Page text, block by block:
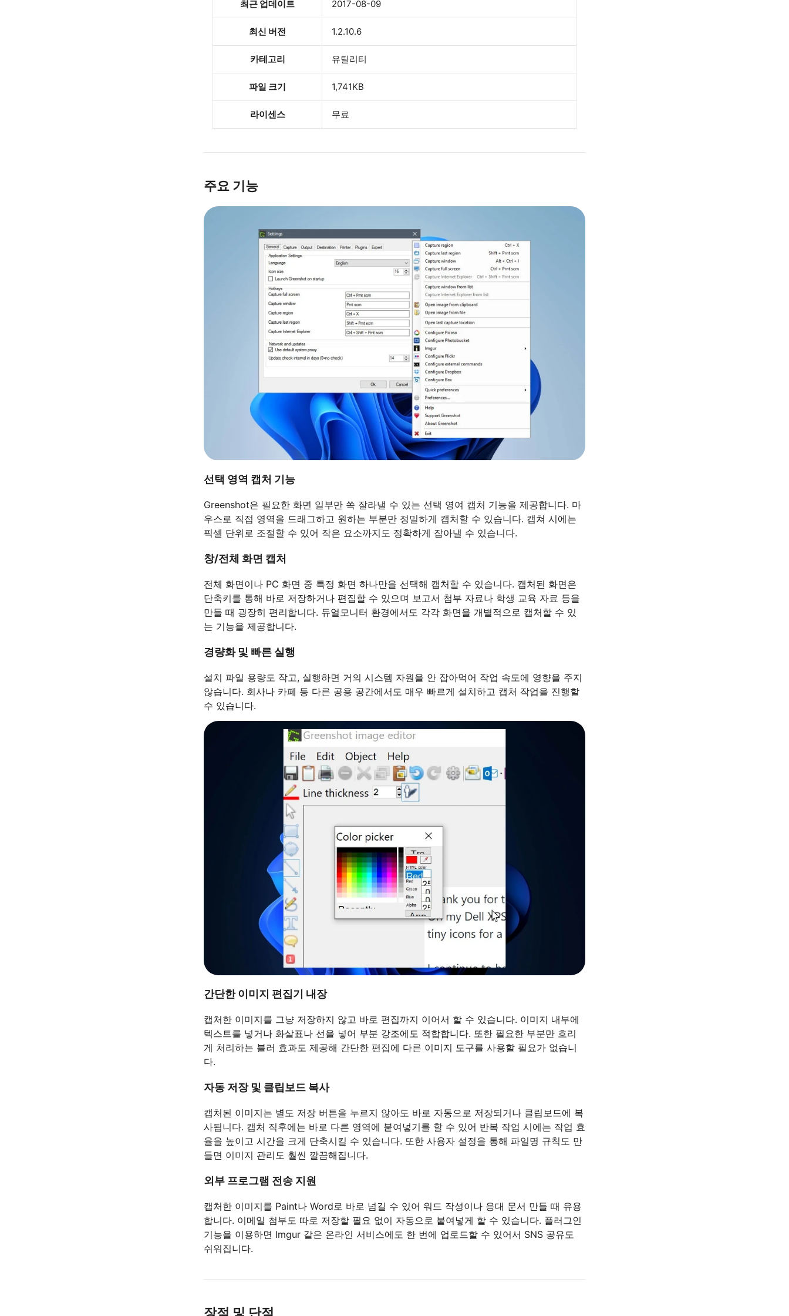
최근 업데이트 2017-08-09
최신 버전 1.2.10.6
카테고리 유틸리티
파일 크기 1,741KB
라이센스 무료
주요 기능
선택 영역 캡처 기능
Greenshot은 필요한 화면 일부만 쏙 잘라낼 수 있는 선택 영여 캡처 기능을 제공합니다. 마
우스로 직접 영역을 드래그하고 원하는 부분만 정밀하게 캡처할 수 있습니다. 캡쳐 시에는
픽셀 단위로 조절할 수 있어 작은 요소까지도 정확하게 잡아낼 수 있습니다.
창/전체 화면 캡처
전체 화면이나 PC 화면 중 특정 화면 하나만을 선택해 캡처할 수 있습니다. 캡처된 화면은
단축키를 통해 바로 저장하거나 편집할 수 있으며 보고서 첨부 자료나 학생 교육 자료 등을
만들 때 굉장히 편리합니다. 듀얼모니터 환경에서도 각각 화면을 개별적으로 캡처할 수 있
는 기능을 제공합니다.
경량화 및 빠른 실행
설치 파일 용량도 작고, 실행하면 거의 시스템 자원을 안 잡아먹어 작업 속도에 영향을 주지
않습니다. 회사나 카페 등 다른 공용 공간에서도 매우 빠르게 설치하고 캡처 작업을 진행할
수 있습니다.
간단한 이미지 편집기 내장
캡처한 이미지를 그냥 저장하지 않고 바로 편집까지 이어서 할 수 있습니다. 이미지 내부에
텍스트를 넣거나 화살표나 선을 넣어 부분 강조에도 적합합니다. 또한 필요한 부분만 흐리
게 처리하는 블러 효과도 제공해 간단한 편집에 다른 이미지 도구를 사용할 필요가 없습니
다.
자동 저장 및 클립보드 복사
캡처된 이미지는 별도 저장 버튼을 누르지 않아도 바로 자동으로 저장되거나 클립보드에 복
사됩니다. 캡처 직후에는 바로 다른 영역에 붙여넣기를 할 수 있어 반복 작업 시에는 작업 효
율을 높이고 시간을 크게 단축시킬 수 있습니다. 또한 사용자 설정을 통해 파일명 규칙도 만
들면 이미지 관리도 훨씬 깔끔해집니다.
외부 프로그램 전송 지원
캡처한 이미지를 Paint나 Word로 바로 넘길 수 있어 워드 작성이나 응대 문서 만들 때 유용
합니다. 이메일 첨부도 따로 저장할 필요 없이 자동으로 붙여넣게 할 수 있습니다. 플러그인
기능을 이용하면 Imgur 같은 온라인 서비스에도 한 번에 업로드할 수 있어서 SNS 공유도
쉬워집니다.
장점 및 단점